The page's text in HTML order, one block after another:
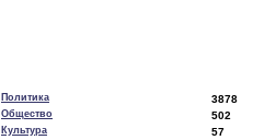
Политика 3878
Общество 502
Культура 57